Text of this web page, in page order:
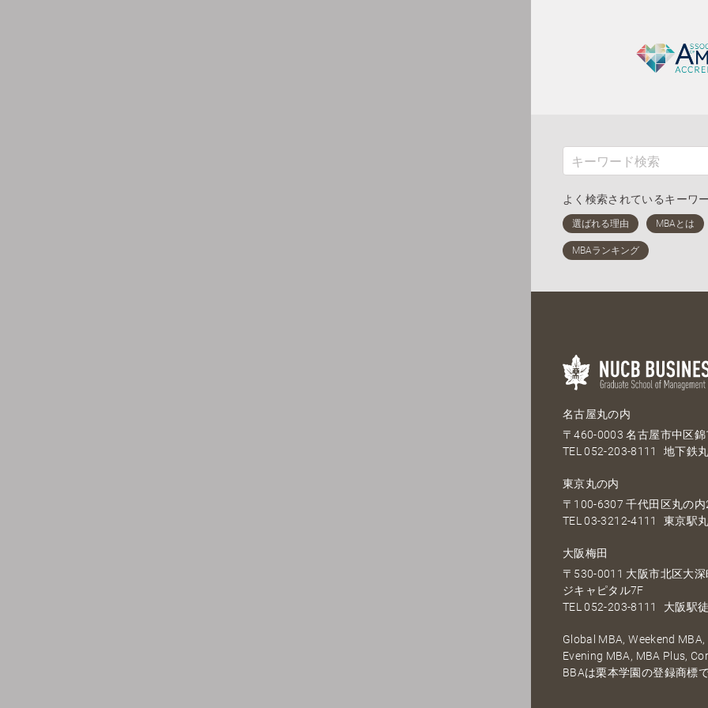
よく検索されているキーワ
名古屋丸の内
〒460-0003 名古屋市中区
TEL052-203-8111 地下鉄
東京丸の内
〒100-6307 千代田区丸の
TEL03-3212-4111 東京駅
大阪梅田
〒530-0011 大阪市北区大
ジキャピタル7F
TEL052-203-8111 大阪駅
Global MBA, Weekend
Evening MBA, MBA Plus,
BBAは栗本学園の登録商標